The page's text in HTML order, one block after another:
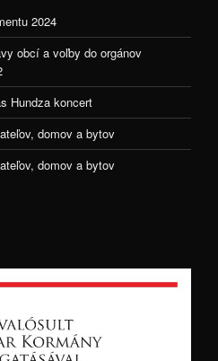
2024
obcí a voľby do orgánov
Hundza koncert
domov a bytov
domov a bytov